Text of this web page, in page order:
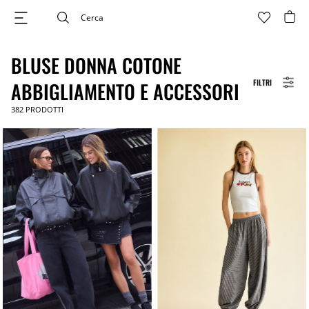
FILTRI
BLUSE DONNA COTONE
ABBIGLIAMENTO E ACCESSORI
382 PRODOTTI